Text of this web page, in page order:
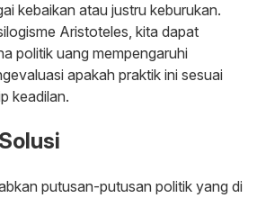
kebaikan atau justru keburukan.
Aristoteles, kita dapat
politik uang mempengaruhi
apakah praktik ini sesuai
keadilan.
putusan-putusan politik yang di